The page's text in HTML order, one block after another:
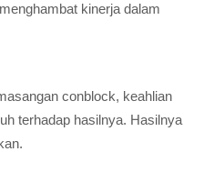
kinerja dalam
conblock, keahlian
terhadap hasilnya. Hasilnya